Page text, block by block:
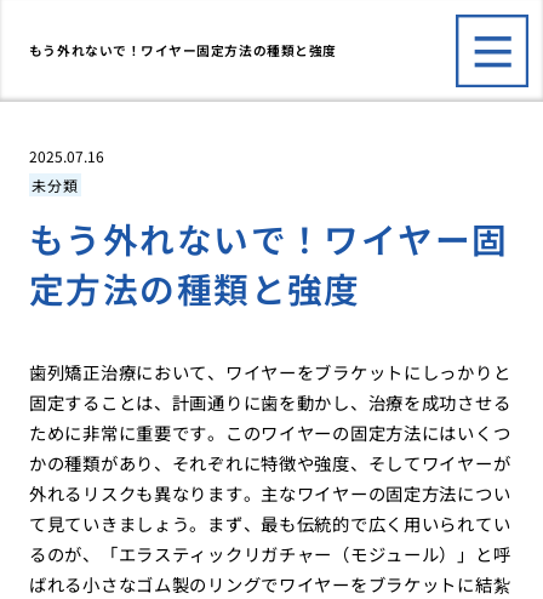
もう外れないで！ワイヤー固定方法の種類と強度
2025.07.16
未分類
もう外れないで！ワイヤー固
定方法の種類と強度
歯列矯正治療において、ワイヤーをブラケットにしっかりと
固定することは、計画通りに歯を動かし、治療を成功させる
ために非常に重要です。このワイヤーの固定方法にはいくつ
かの種類があり、それぞれに特徴や強度、そしてワイヤーが
外れるリスクも異なります。主なワイヤーの固定方法につい
て見ていきましょう。まず、最も伝統的で広く用いられてい
るのが、「エラスティックリガチャー（モジュール）」と呼
ばれる小さなゴム製のリングでワイヤーをブラケットに結紮